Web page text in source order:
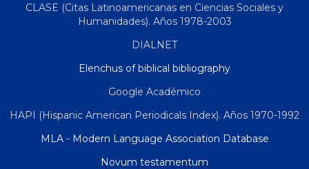
CLASE (Citas Latinoamericanas en Ciencias Sociales y
Humanidades). Años 1978-2003
DIALNET
Elenchus of biblical bibliography
Google Académico
HAPI (Hispanic American Periodicals Index). Años 1970-1992
MLA - Modern Language Association Database
Novum testamentum